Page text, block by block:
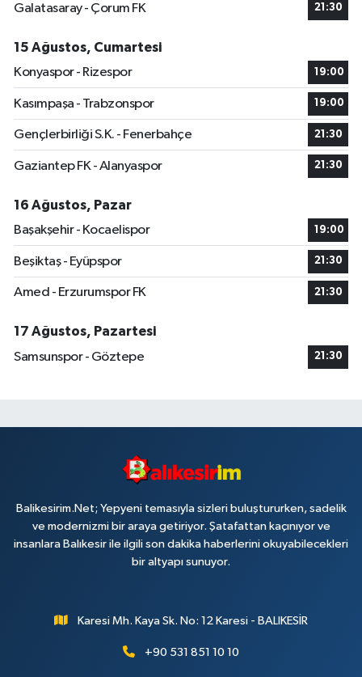
Galatasaray - Çorum FK
21:30
15 Ağustos, Cumartesi
Konyaspor - Rizespor
19:00
Kasımpaşa - Trabzonspor 19:00
Gençlerbirliği S.K. - Fenerbahçe 21:30
Gaziantep FK - Alanyaspor 21:30
16 Ağustos, Pazar
Başakşehir - Kocaelispor
19:00
Beşiktaş - Eyüpspor 21:30
Amed - Erzurumspor FK 21:30
17 Ağustos, Pazartesi
Samsunspor - Göztepe
21:30
Balikesirim.Net; Yepyeni temasıyla sizleri buluştururken, sadelik
ve modernizmi bir araya getiriyor. Şatafattan kaçınıyor ve
insanlara Balıkesir ile ilgili son dakika haberlerini okuyabilecekleri
bir altyapı sunuyor.
Karesi Mh. Kaya Sk. No: 12 Karesi - BALIKESİR
+90 531 851 10 10